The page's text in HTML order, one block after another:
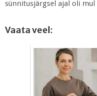
sünnitusjärgsel ajal oli
Vaata veel: